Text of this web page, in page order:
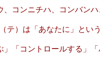
コンニチハ、コンバン
テ）は「あなたに」とい
「コントロールする」